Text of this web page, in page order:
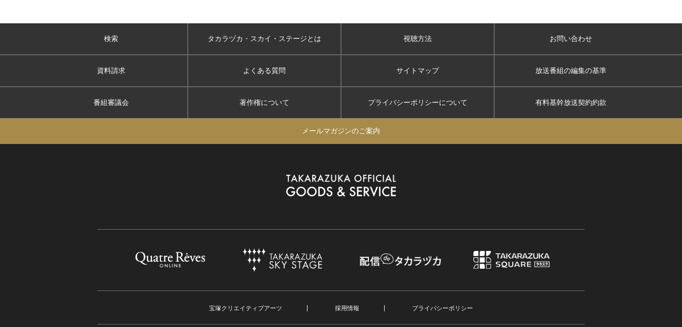
検索 タカラヅカ・スカイ ・ステージとは 視聴方法 お問い合わせ
資料請求 よくある質問 サイトマップ 放送番組の編集の基準
番組審議会 著作権について プライバシーポリシーについて 有料基幹放送契約約款
メールマガジンのご案内
宝塚クリエイティブアーツ 採用情報 プライバシーポリシー